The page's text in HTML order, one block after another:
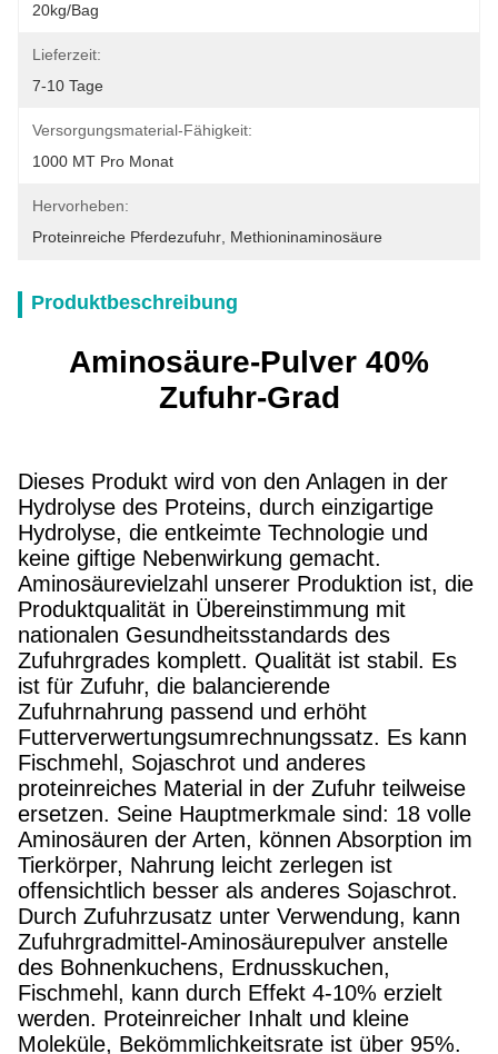
20kg/bag
Lieferzeit:
7-10 Tage
Versorgungsmaterial-Fähigkeit:
1000 MT Pro Monat
Hervorheben:
Proteinreiche Pferdezufuhr Methioninaminosäure
Produktbeschreibung
Aminosäure-Pulver 40%
Zufuhr-Grad
Dieses Produkt wird von den Anlagen in der
Hydrolyse des Proteins, durch einzigartige
Hydrolyse, die entkeimte Technologie und
keine giftige Nebenwirkung gemacht.
Aminosäurevielzahl unserer Produktion ist, die
Produktqualität in Übereinstimmung mit
nationalen Gesundheitsstandards des
Zufuhrgrades komplett. Qualität ist stabil. Es
ist für Zufuhr, die balancierende
Zufuhrnahrung passend und erhöht
Futterverwertungsumrechnungssatz. Es kann
Fischmehl, Sojaschrot und anderes
proteinreiches Material in der Zufuhr teilweise
ersetzen. Seine Hauptmerkmale sind: 18 volle
Aminosäuren der Arten, können Absorption im
Tierkörper, Nahrung leicht zerlegen ist
offensichtlich besser als anderes Sojaschrot.
Durch Zufuhrzusatz unter Verwendung, kann
Zufuhrgradmittel-Aminosäurepulver anstelle
des Bohnenkuchens, Erdnusskuchen,
Fischmehl, kann durch Effekt 4-10% erzielt
werden. Proteinreicher Inhalt und kleine
Moleküle, Bekömmlichkeitsrate ist über 95%.